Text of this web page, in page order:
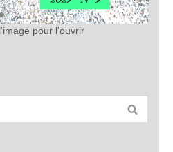
pour l'ouvrir